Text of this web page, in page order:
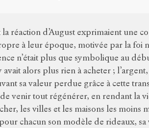
la réaction d’August exprimaient une
à leur époque, motivée par la foi
n’était plus que symbolique au
avait alors plus rien à acheter ;
sa valeur perdue grâce à cette
venir tout régénérer, en rendant la
les villes et les maisons les moins
chacun son modèle de rideaux, sa